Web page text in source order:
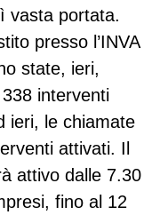
vasta portata.
presso l’INVA
state, ieri,
interventi
ieri, le chiamate
attivati. Il
attivo dalle 7.30
fino al 12